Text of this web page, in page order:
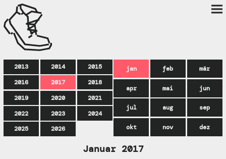
2013 2014
2015
2016
2017
2018
2019
2020
2021
2022
2023
2024
2025
2026
jan feb mär
apr mai jun
jul aug sep
okt nov dez
Januar 2017